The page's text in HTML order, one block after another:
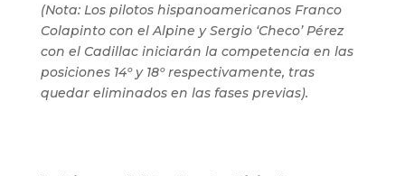
(Nota: Los pilotos hispanoamericanos Franco
Colapinto con el Alpine y Sergio ‘Checo’ Pérez
con el Cadillac iniciarán la competencia en las
posiciones 14º y 18º respectivamente, tras
quedar eliminados en las fases previas).